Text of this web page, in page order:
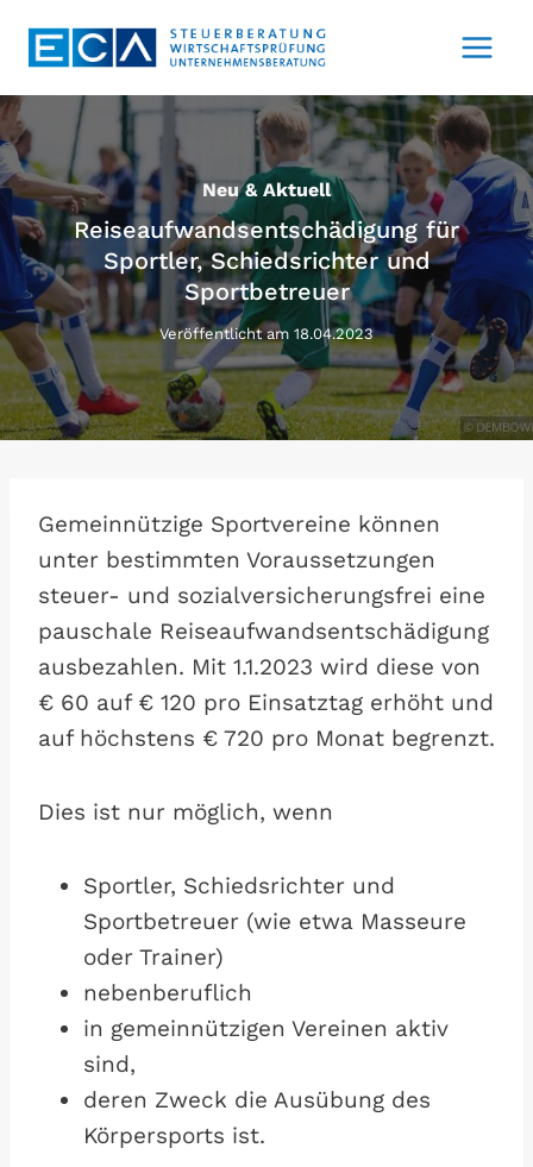
Inhalt
Neu & Aktuell
Reiseaufwandsentschädigung für
Sportler, Schiedsrichter und
Sportbetreuer
Veröffentlicht am 18.04.2023
Gemeinnützige Sportvereine können
unter bestimmten Voraussetzungen
steuer- und sozialversicherungsfrei eine
pauschale Reiseaufwandsentschädigung
ausbezahlen. Mit 1.1.2023 wird diese von
€ 60 auf € 120 pro Einsatztag erhöht und
auf höchstens € 720 pro Monat begrenzt.
Dies ist nur möglich, wenn
Sportler, Schiedsrichter und
Sportbetreuer (wie etwa Masseure
oder Trainer)
nebenberuflich
in gemeinnützigen Vereinen aktiv
sind,
deren Zweck die Ausübung des
Körpersports ist.